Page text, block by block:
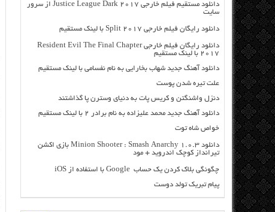
دانلود مستقیم فیلم خارجی Justice League Dark 2017 از سرور
سایت
دانلود رایگان فیلم خارجی Split 2017 با لینک مستقیم
دانلود رایگان فیلم خارجی Resident Evil The Final Chapter
2017 با لینک مستقیم
دانلود آهنگ جدید شهاب بخارایی به نام نفسامی با لینک مستقیم
علت تیره شدن پوست
دنزل واشنگتن و کریس پات به دنیای وسترن پا گذاشتند
دانلود آهنگ جدید محمد علیزاده به نام برادر ۲ با لینک مستقیم
خواص شاه توت
دانلود Minion Shooter : Smash Anarchy 1.0.3 بازی اکشن
تیرانداز کوچک اندروید + مود
چگونگی بلاک کردن یک حساب Google با استفاده از iOS
پیام تبریک تولد دوست